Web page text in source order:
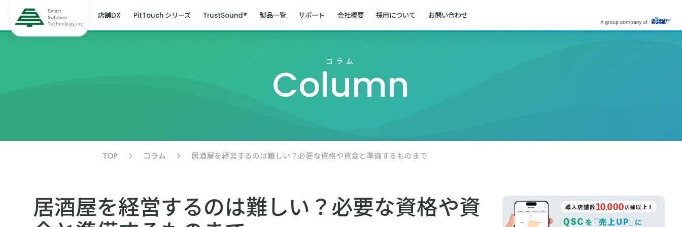
店舗DX PitTouch シリーズ TrustSound® 製品一覧 サポート 会社概要 採用について お問い合わせ
コラム
Column
TOP コラム 居酒屋を経営するのは難しい？必要な資格や資金と準備するものまで
居酒屋を経営するのは難しい？必要な資格や資